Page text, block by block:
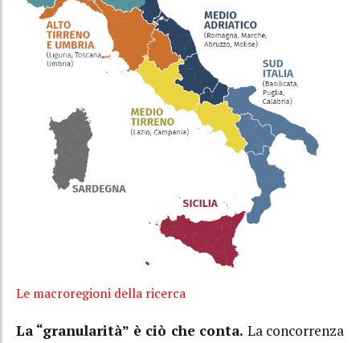
Le macroregioni della ricerca
La “granularità” è ciò che conta. La concorrenza